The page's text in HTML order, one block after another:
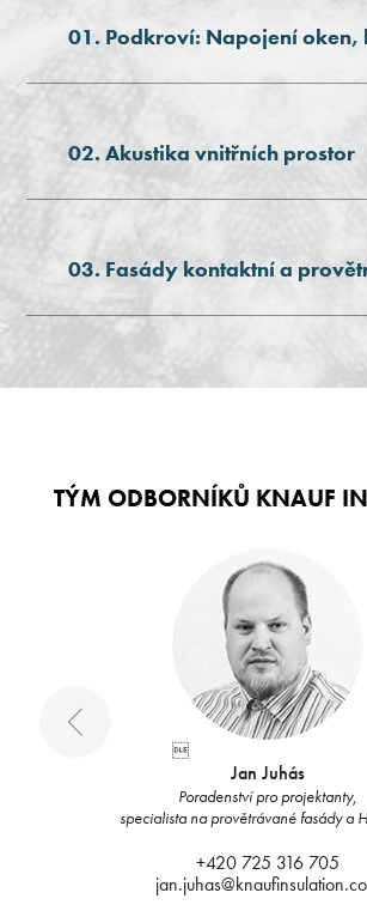
01. Podkroví: Napojení oken,
02. Akustika vnitřních prostor
03. Fasády kontaktní a
TÝM ODBORNÍKŮ KNAUF

Jan Juhás
Poradenství pro projektanty,
specialista na provětrávané fasády a
+420 725 316 705